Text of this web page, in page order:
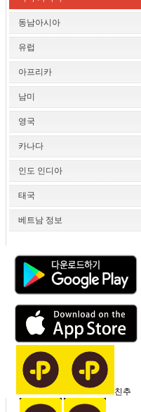
동남아시아
유럽
아프리카
남미
영국
카나다
인도 인디아
태국
베트남 정보
친추